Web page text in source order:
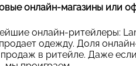
онлайн-магазины или
онлайн-ритейлеры:
одежду. Доля
в ритейле. Даже